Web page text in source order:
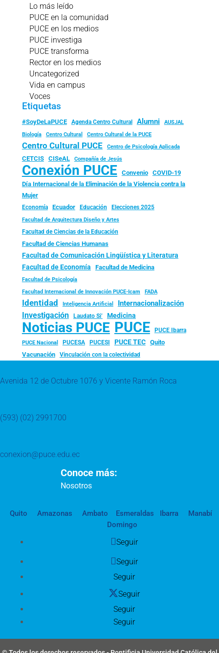
Lo más leído
PUCE en la comunidad
PUCE en los medios
PUCE investiga
PUCE transforma
Rector en los medios
Uncategorized
Vida en campus
Voces
Etiquetas
#SoyDeLaPUCE Agenda Centro Cultural Alumni
AUSJAL
Biología
Centro Cultural Centro Cultural de la PUCE
Centro Cultural PUCE Centro de Psicología Aplicada
CETCIS CISeAL Compañía de Jesús
Conexión PUCE Convenio
COVID-19
Día Internacional de la Eliminación de la Violencia contra la
Mujer
Economía Ecuador Educación Elecciones 2025
Facultad de Arquitectura Diseño y Artes
Facultad de Ciencias de la Educación
Facultad de Ciencias Humanas
Facultad de Comunicación Lingüística y Literatura
Facultad de Economía Facultad de Medicina
Facultad de Psicología
Facultad Internacional de Innovación PUCE-Icam FADA
Identidad Inteligencia Artificial Internacionalización
Investigación Laudato Si’ Medicina
Noticias PUCE PUCE PUCE Ibarra
PUCE Nacional PUCESA PUCESI PUCE TEC
Quito
Vacunación
Vinculación con la colectividad
Avenida 12 de Octubre 1076 y Vicente Ramón Roca
(593) (02) 2991700
conexion@puce.edu.ec
Conoce más:
Nosotros
Quito Amazonas Ambato Esmeraldas Ibarra
Manabí
Domingo
Seguir
Seguir
Seguir
Seguir
Seguir
Seguir